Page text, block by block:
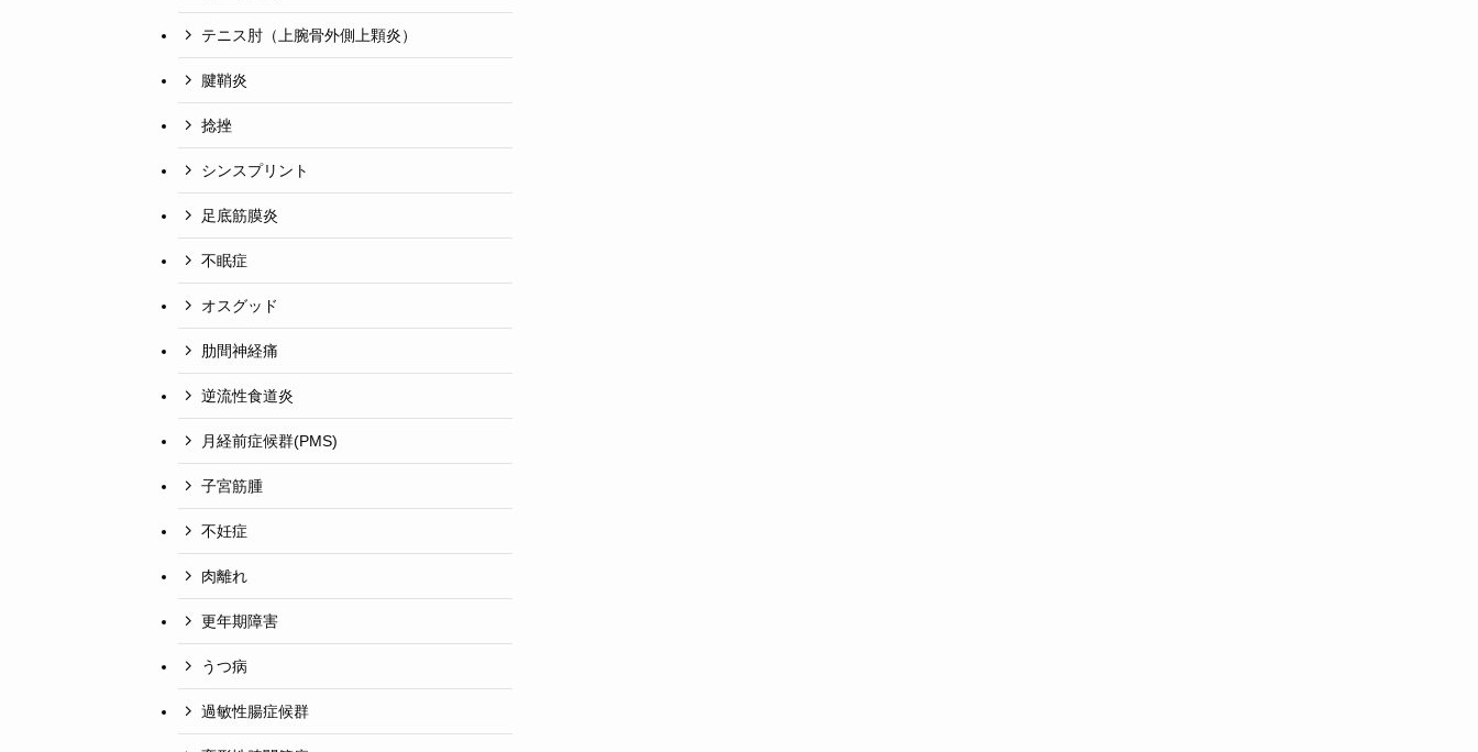
テニス肘（上腕骨外側上顆炎）
腱鞘炎
捻挫
シンスプリント
足底筋膜炎
不眠症
オスグッド
肋間神経痛
逆流性食道炎
月経前症候群(PMS)
子宮筋腫
不妊症
肉離れ
更年期障害
うつ病
過敏性腸症候群